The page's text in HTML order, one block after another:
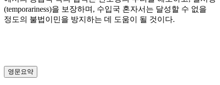
(temporariness)을 보장하며, 수입국 혼자서는 달성할 수 없을
정도의 불법이민을 방지하는 데 도움이 될 것이다.
영문요약